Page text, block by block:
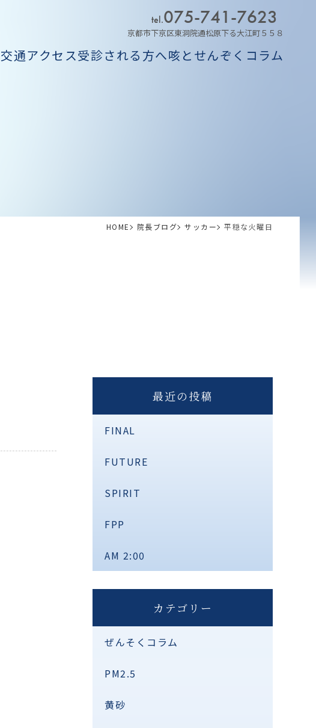
tel.075-741-7623
京都市下京区東洞院通松原下る大江町５５８
交通アクセス受診される方へ咳とせんぞくコラム
HOME 院長ブログ サッカー 平穏な火曜日
最近の投稿
FINAL
FUTURE
SPIRIT
FPP
AM 2:00
カテゴリー
ぜんそくコラム
PM2.5
黄砂